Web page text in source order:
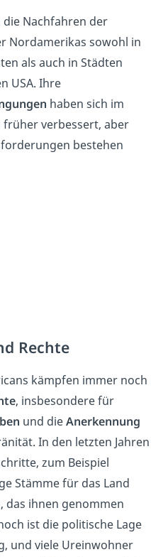
die Nachfahren der
Nordamerikas sowohl in
als auch in Städten
USA. Ihre
haben sich im
früher verbessert, aber
bestehen
Rechte
kämpfen immer noch
, insbesondere für
und dieAnerkennung
In den letzten Jahren
zum Beispiel
Stämme für das Land
, das ihnen genommen
ist die politische Lage
und viele Ureinwohner